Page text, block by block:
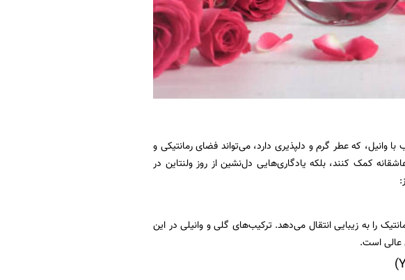
که عطر گرم و دلپذیری دارد، می‌تواند فضای رمانتیکی و
کمک کنند، بلکه یادگاری‌هایی دل‌نشین از روز ولنتاین در
را به زیبایی انتقال می‌دهد. ترکیب‌های گلی و وانیلی در این
عالی است.